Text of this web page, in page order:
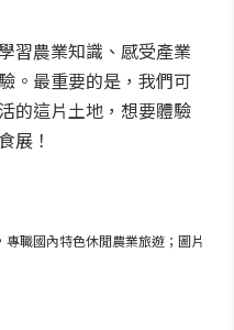
習農業知識、感受產業
。最重要的是，我們可
的這片土地，想要體驗
展！
職國內特色休閒農業旅遊；圖片